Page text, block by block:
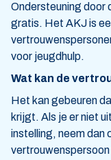
Ondersteuning door
gratis. Het AKJ is
voor jeugdhulp.
Wat kan de
Het kan gebeuren
krijgt. Als je er niet
instelling, neem dan